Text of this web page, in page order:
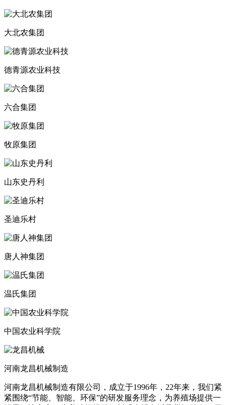
大北农集团
德青源农业科技
六合集团
牧原集团
山东史丹利
圣迪乐村
唐人神集团
温氏集团
中国农业科学院
河南龙昌机械制造
河南龙昌机械制造有限公司，成立于1996年，22年来，我们紧
紧围绕“节能、智能、环保”的研发服务理念，为养殖场提供一